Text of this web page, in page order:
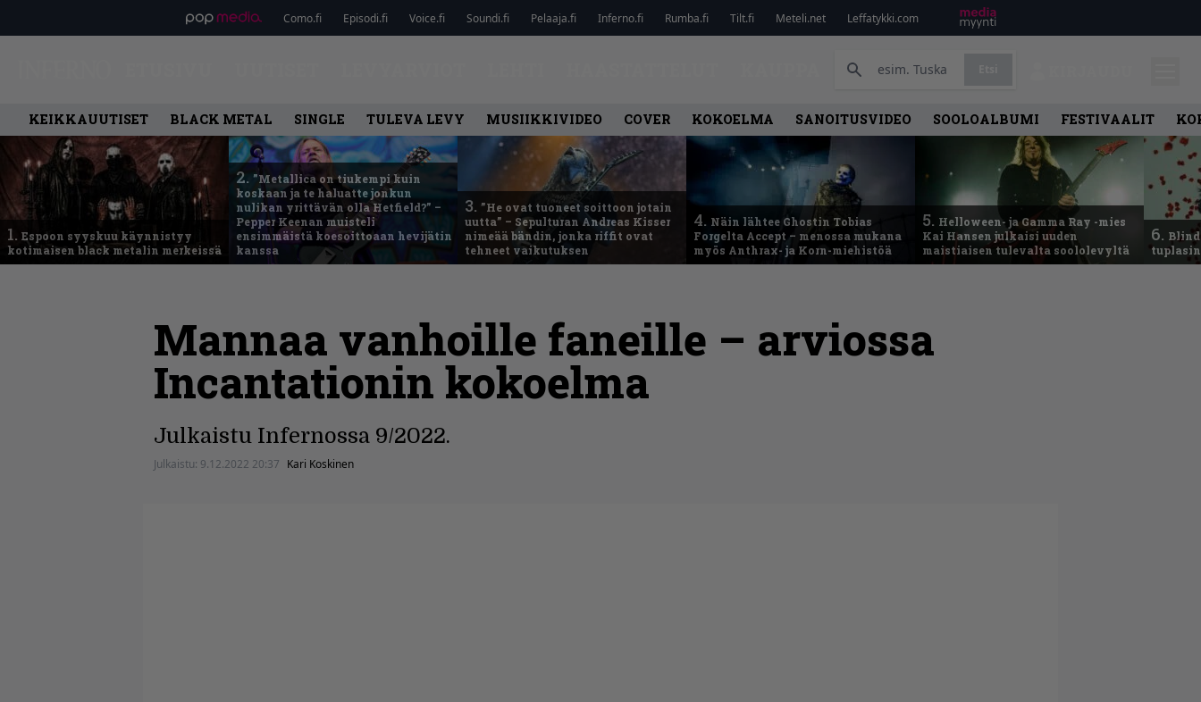
Como.fi Episodi.fi Voice.fi Soundi.fi Pelaaja.fi Inferno.fi Rumba.fi Tilt.fi Meteli.net Leffatykki.com
KEIKKAUUTISET BLACK METAL SINGLE TULEVA LEVY MUSIIKKIVIDEO COVER KOKOELMA SANOITUSVIDEO SOOLOALBUMI FESTIVAALIT
1. Espoon syyskuu käynnistyy
kotimaisen black metalin merkeissä
2. ”Metallica on tiukempi kuin
koskaan ja te haluatte jonkun
nulikan yrittävän olla Hetfield?” –
Pepper Keenan muisteli
ensimmäistä koesoittoaan hevijätin
kanssa
3. ”He ovat tuoneet soittoon jotain
uutta” – Sepulturan Andreas Kisser
nimeää bändin, jonka riffit ovat
tehneet vaikutuksen
4. Näin lähtee Ghostin Tobias
Forgelta Accept – menossa mukana
myös Anthrax- ja Korn-miehistöä
5. Helloween- ja Gamma Ray -mies
Kai Hansen julkaisi uuden
maistiaisen tulevalta soololevyltä
6.
Mannaa vanhoille faneille – arviossa
Incantationin kokoelma
Julkaistu Infernossa 9/2022.
Julkaistu: 9.12.2022 20:37 Kari Koskinen